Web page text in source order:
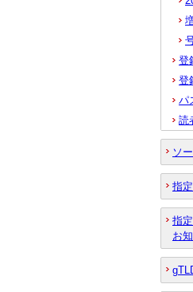
登
登
パ
読
ソ
指
指
お